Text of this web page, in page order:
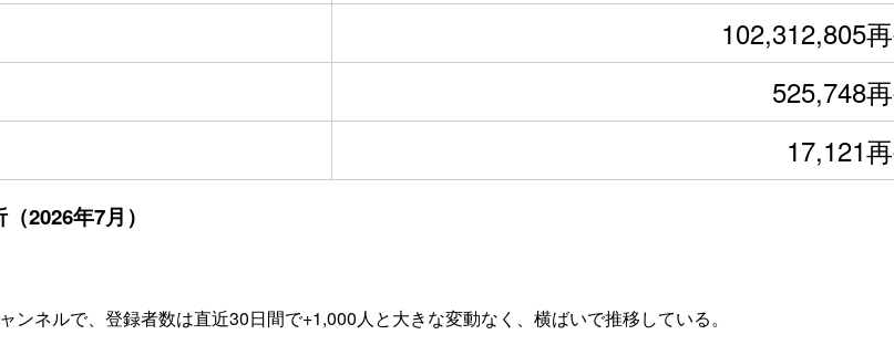
102,312,805
525,748
17,121
2026年7月）
ネルで、登録者数は直近30日間で+1,000人と大きな変動なく、横ばいで推移している。